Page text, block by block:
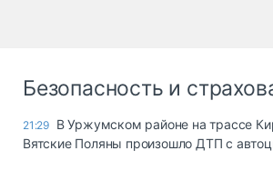
Безопасность и
21:29 В Уржумском районе на трассе
Вятские Поляны произошло ДТП с